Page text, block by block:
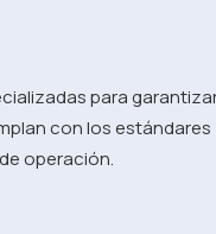
para
con los estándares
operación.